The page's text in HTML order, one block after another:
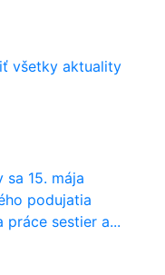
všetky aktuality
15. mája
podujatia
sestier a...